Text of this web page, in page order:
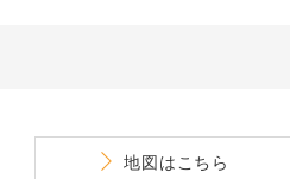
地図 はこちら